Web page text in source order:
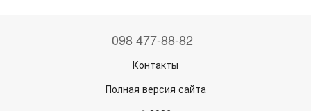
098 477-88-82
Контакты
Полная версия сайта